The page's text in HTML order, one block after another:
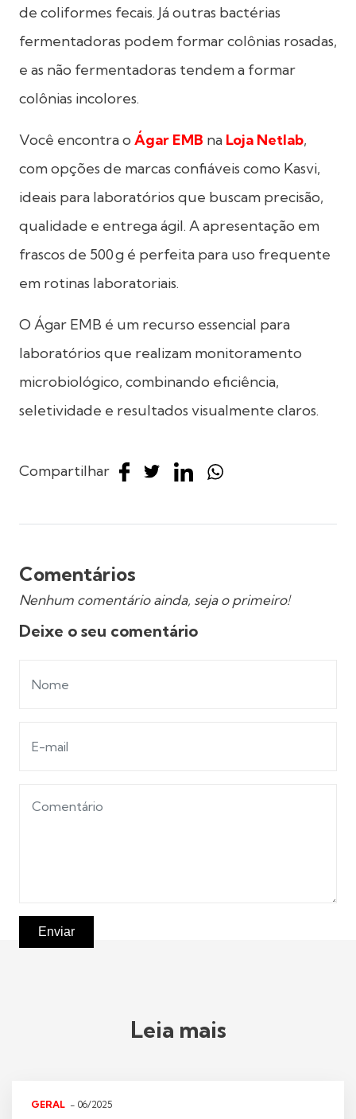
de coliformes fecais. Já outras bactérias
fermentadoras podem formar colônias rosadas,
e as não fermentadoras tendem a formar
colônias incolores.
Você encontra o Ágar EMB na Loja Netlab,
com opções de marcas confiáveis como Kasvi,
ideais para laboratórios que buscam precisão,
qualidade e entrega ágil. A apresentação em
frascos de 500 g é perfeita para uso frequente
em rotinas laboratoriais.
O Ágar EMB é um recurso essencial para
laboratórios que realizam monitoramento
microbiológico, combinando eficiência,
seletividade e resultados visualmente claros.
Compartilhar
Comentários
Nenhum comentário ainda, seja o primeiro!
Deixe o seu comentário
Enviar
Leia mais
GERAL - 06/2025